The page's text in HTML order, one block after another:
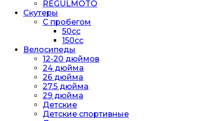
REGULMOTO
Скутеры
С пробегом
50cc
150cc
Велосипеды
12-20 дюймов
24 дюйма
26 дюйма
27.5 дюйма
29 дюйма
Детские
Детские спортивные